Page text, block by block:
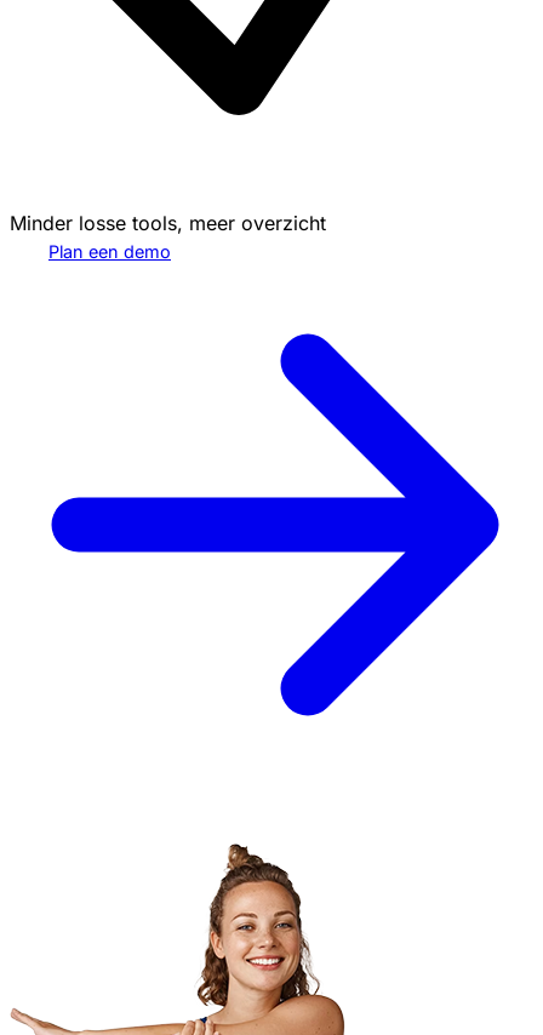
Minder losse tools, meer overzicht
Plan een demo